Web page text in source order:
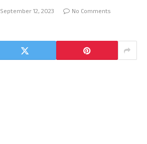
September 12, 2023
No Comments